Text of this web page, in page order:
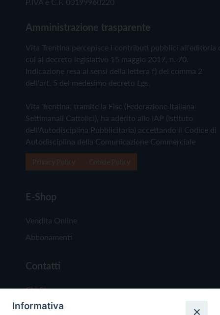
Amministrazione trasparente
Vita Trentina percepisce i contributi pubblici all'editoria
cui al decreto legislativo 15 maggio 2017, n. 70.
Indicazione resa ai sensi della lettera f) del comma 2
dell'art. 5 del medesimo decreto Lgs.
Vita Trentina, tramite la Fisc (Federazione Italiana
Settimanali Cattolici), ha aderito allo IAP (Istituto
dell'Autodisciplina Pubblicitaria) accettando il Codice di
Autodisciplina della Comunicazione Commerciale
E-Shop
Vendita Online
Abbonamenti
Contatti
Chi Siamo
Redazione
Informativa